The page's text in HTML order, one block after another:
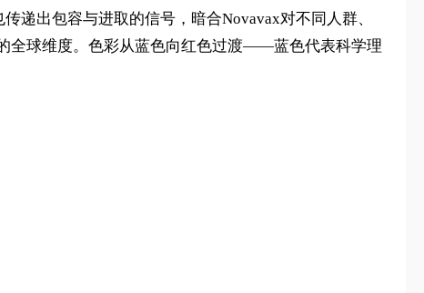
递出包容与进取的信号，暗合Novavax对不同人群、
全球维度。色彩从蓝色向红色过渡——蓝色代表科学理